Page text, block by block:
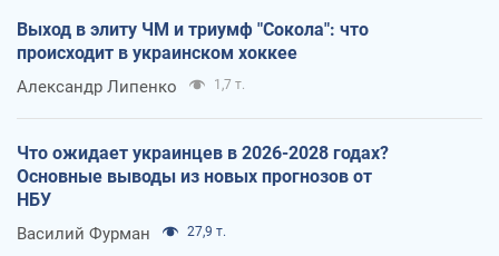
Выход в элиту ЧМ и триумф "Сокола": что
происходит в украинском хоккее
Александр Липенко 1,7 т.
Что ожидает украинцев в 2026-2028 годах?
Основные выводы из новых прогнозов от
НБУ
Василий Фурман 27,9 т.